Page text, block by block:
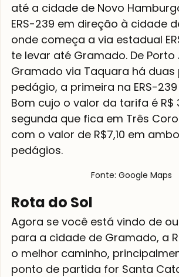
até a cidade de Novo
ERS-239 em direção à cidade
onde começa a via estadual
te levar até Gramado. De Porto
Gramado via Taquara há
pedágio, a primeira na ERS-
Bom cujo o valor da tarifa é R$
segunda que fica em Três
com o valor de R$7,10 em
pedágios.
Fonte: Google Maps
Rota do Sol
Agora se você está vindo de
para a cidade de Gramado, a
o melhor caminho,
ponto de partida for Santa